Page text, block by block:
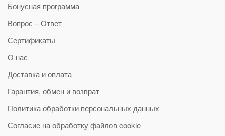
Бонусная программа
Вопрос – Ответ
Сертификаты
О нас
Доставка и оплата
Гарантия, обмен и возврат
Политика обработки персональных данных
Согласие на обработку файлов cookie